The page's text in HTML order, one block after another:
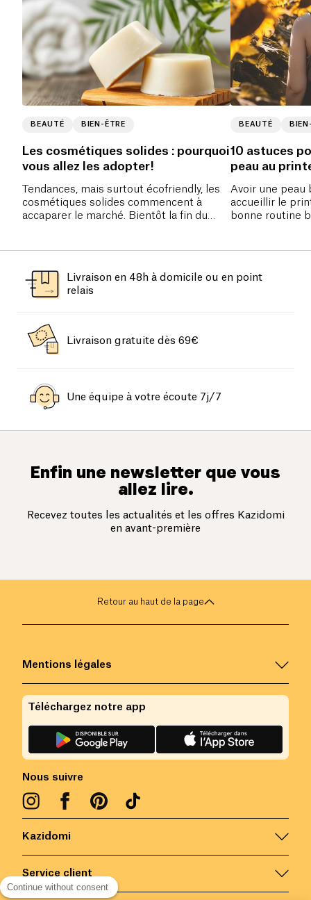
BEAUTÉ BIEN-ÊTRE
Les cosmétiques solides : pourquoi
vous allez les adopter!
Tendances, mais surtout écofriendly, les
cosmétiques solides commencent à
accaparer le marché. Bientôt la fin du
BEAUTÉ
10 astuces
peau au
Avoir une peau
accueillir le
bonne routine
Livraison en 48h à domicile ou en point
relais
Livraison gratuite dès 69€
Une équipe à votre écoute 7j/7
Enfin une newsletter que vous
allez lire.
Recevez toutes les actualités et les offres Kazidomi
en avant-première
Retour au haut de la page
Kazidomi
Service client
Mentions légales
Nous suivre
Téléchargez notre app
Continue without consent